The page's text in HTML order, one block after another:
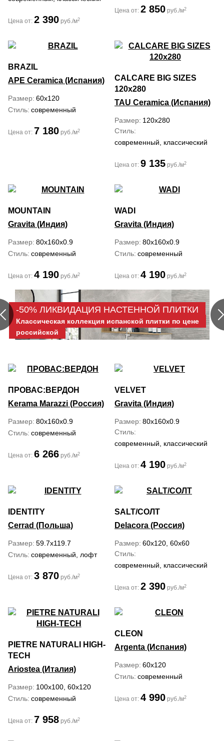
Цена от: 2 390 руб./м2
Цена от: 2 850 руб./м2
BRAZIL
APE Ceramica (Испания)
Размер 60x120
Стиль современный
Цена от: 7 180 руб./м2
CALCARE BIG SIZES
120x280
TAU Ceramica (Испания)
Размер 120x280
Стиль
современный, классический
Цена от: 9 135 руб./м2
MOUNTAIN
Gravita (Индия)
Размер 80x160x0.9
Стиль современный
Цена от: 4 190 руб./м2
WADI
Gravita (Индия)
Размер 80x160x0.9
Стиль современный
Цена от: 4 190 руб./м2
-50% ЛИКВИДАЦИЯ НАСТЕННОЙ ПЛИТКИ
Классическая коллекция испанской плитки по цене
российской
ПРОВАС:ВЕРДОН
Kerama Marazzi (Россия)
Размер 80x160x0.9
Стиль современный
Цена от: 6 266 руб./м2
VELVET
Gravita (Индия)
Размер 80x160x0.9
Стиль
современный, классический
Цена от: 4 190 руб./м2
IDENTITY
Cerrad (Польша)
Размер 59.7x119.7
Стиль современный, лофт
Цена от: 3 870 руб./м2
SALT/СОЛТ
Delacora (Россия)
Размер 60x120, 60x60
Стиль
современный, классический
Цена от: 2 390 руб./м2
PIETRE NATURALI HIGH-
TECH
Ariostea (Италия)
Размер 100x100, 60x120
Стиль современный
Цена от: 7 958 руб./м2
CLEON
Argenta (Испания)
Размер 60x120
Стиль современный
Цена от: 4 990 руб./м2